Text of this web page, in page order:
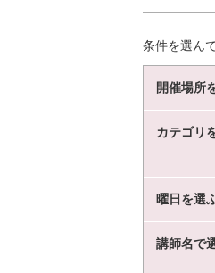
条件を選ん
開催場所
カテゴリ
曜日を選
講師名で